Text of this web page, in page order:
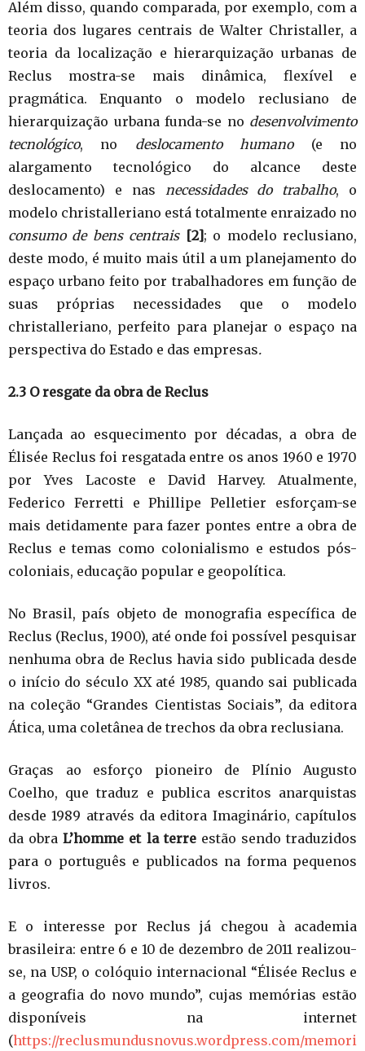
Além disso, quando comparada, por exemplo, com a
teoria dos lugares centrais de Walter Christaller, a
teoria da localização e hierarquização urbanas de
Reclus mostra-se mais dinâmica, flexível e
pragmática. Enquanto o modelo reclusiano de
hierarquização urbana funda-se no desenvolvimento
tecnológico, no deslocamento humano (e no
alargamento tecnológico do alcance deste
deslocamento) e nas necessidades do trabalho, o
modelo christalleriano está totalmente enraizado no
consumo de bens centrais [2] ; o modelo reclusiano,
deste modo, é muito mais útil a um planejamento do
espaço urbano feito por trabalhadores em função de
suas próprias necessidades que o modelo
christalleriano, perfeito para planejar o espaço na
perspectiva do Estado e das empresas.
2.3 O resgate da obra de Reclus
Lançada ao esquecimento por décadas, a obra de
Élisée Reclus foi resgatada entre os anos 1960 e 1970
por Yves Lacoste e David Harvey. Atualmente,
Federico Ferretti e Phillipe Pelletier esforçam-se
mais detidamente para fazer pontes entre a obra de
Reclus e temas como colonialismo e estudos pós-
coloniais, educação popular e geopolítica.
No Brasil, país objeto de monografia específica de
Reclus (Reclus, 1900), até onde foi possível pesquisar
nenhuma obra de Reclus havia sido publicada desde
o início do século XX até 1985, quando sai publicada
na coleção “Grandes Cientistas Sociais”, da editora
Ática, uma coletânea de trechos da obra reclusiana.
Graças ao esforço pioneiro de Plínio Augusto
Coelho, que traduz e publica escritos anarquistas
desde 1989 através da editora Imaginário, capítulos
da obraL’homme et la terre estão sendo traduzidos
para o português e publicados na forma pequenos
livros.
E o interesse por Reclus já chegou à academia
brasileira: entre 6 e 10 de dezembro de 2011 realizou-
se, na USP, o colóquio internacional “Élisée Reclus e
a geografia do novo mundo”, cujas memórias estão
disponíveis na internet
(https://reclusmundusnovus.wordpress.com/memori